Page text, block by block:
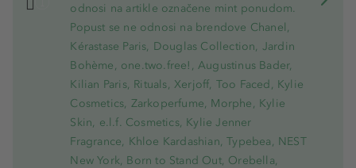
odnosi na artikle označene mint ponudom.
Popust se ne odnosi na brendove Chanel,
Kérastase Paris, Douglas Collection, Jardin
Bohème, one.two.free!, Augustinus Bader,
Kilian Paris, Rituals, Xerjoff, Too Faced, Kylie
Cosmetics, Zarkoperfume, Morphe, Kylie
Skin, e.l.f. Cosmetics, Kylie Jenner
Fragrance, Khloe Kardashian, Typebea, NEST
New York, Born to Stand Out, Orebella,